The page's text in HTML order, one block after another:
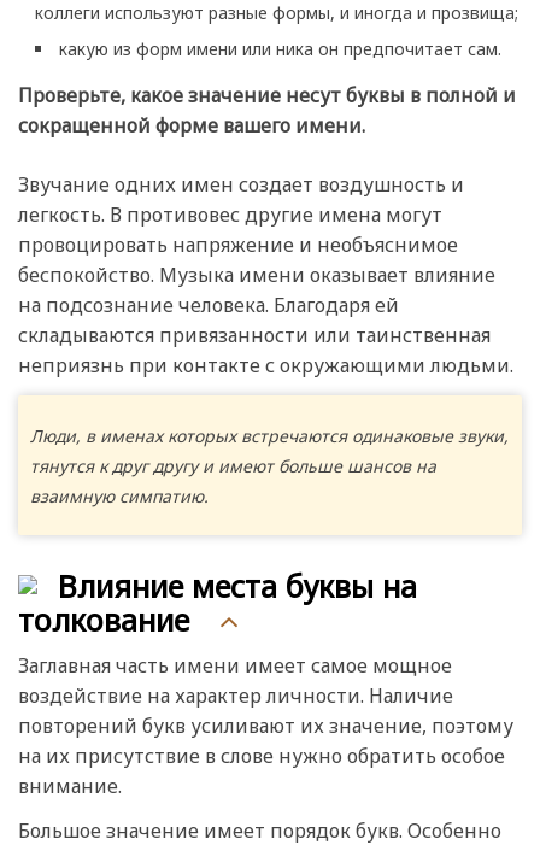
коллеги используют разные формы, и иногда и прозвища;
какую из форм имени или ника он предпочитает сам.
Проверьте, какое значение несут буквы в полной и
сокращенной форме вашего имени.
Звучание одних имен создает воздушность и
легкость. В противовес другие имена могут
провоцировать напряжение и необъяснимое
беспокойство. Музыка имени оказывает влияние
на подсознание человека. Благодаря ей
складываются привязанности или таинственная
неприязнь при контакте с окружающими людьми.
Люди, в именах которых встречаются одинаковые звуки,
тянутся к друг другу и имеют больше шансов на
взаимную симпатию.
Влияние места буквы на
толкование
Заглавная часть имени имеет самое мощное
воздействие на характер личности. Наличие
повторений букв усиливают их значение, поэтому
на их присутствие в слове нужно обратить особое
внимание.
Большое значение имеет порядок букв. Особенно